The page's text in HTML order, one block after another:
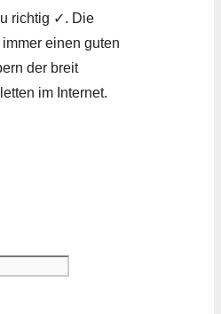
richtig ✓. Die
einen guten
der breit
im Internet.